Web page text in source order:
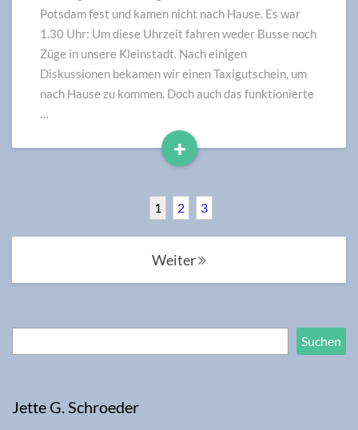
dem
Potsdam fest und kamen nicht nach Hause. Es war
1.30 Uhr: Um diese Uhrzeit fahren weder Busse noch
Züge in unsere Kleinstadt. Nach einigen
Diskussionen bekamen wir einen Taxigutschein, um
nach Hause zu kommen. Doch auch das funktionierte
+
Read
1 2 3
Weiter
Suchen
Jette G. Schroeder